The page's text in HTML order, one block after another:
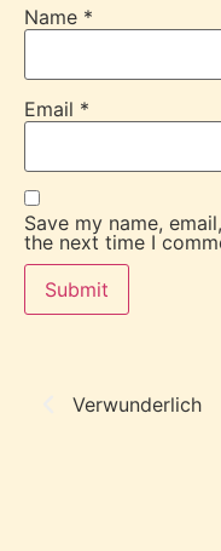
Name *
Email *
Save my name,
the next time I
Verwunderlich